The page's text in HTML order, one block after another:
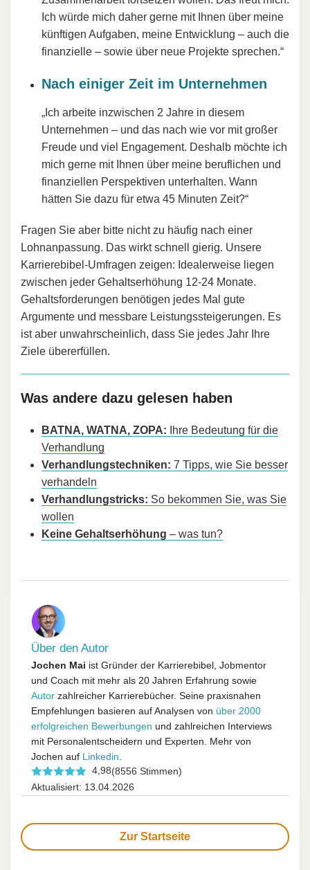
Ich würde mich daher gerne mit Ihnen über meine
künftigen Aufgaben, meine Entwicklung – auch die
finanzielle – sowie über neue Projekte sprechen.“
Nach einiger Zeit im Unternehmen
„Ich arbeite inzwischen 2 Jahre in diesem
Unternehmen – und das nach wie vor mit großer
Freude und viel Engagement. Deshalb möchte ich
mich gerne mit Ihnen über meine beruflichen und
finanziellen Perspektiven unterhalten. Wann
hätten Sie dazu für etwa 45 Minuten Zeit?“
Fragen Sie aber bitte nicht zu häufig nach einer
Lohnanpassung. Das wirkt schnell gierig. Unsere
Karrierebibel-Umfragen zeigen: Idealerweise liegen
zwischen jeder Gehaltserhöhung 12-24 Monate.
Gehaltsforderungen benötigen jedes Mal gute
Argumente und messbare Leistungssteigerungen. Es
ist aber unwahrscheinlich, dass Sie jedes Jahr Ihre
Ziele übererfüllen.
Was andere dazu gelesen haben
BATNA, WATNA, ZOPA: Ihre Bedeutung für die
Verhandlung
Verhandlungstechniken: 7 Tipps, wie Sie besser
verhandeln
Verhandlungstricks: So bekommen Sie, was Sie
wollen
Keine Gehaltserhöhung – was tun?
Über den Autor
Jochen Mai ist Gründer der Karrierebibel, Jobmentor
und Coach mit mehr als 20 Jahren Erfahrung sowie
Autor zahlreicher Karrierebücher. Seine praxisnahen
Empfehlungen basieren auf Analysen von über 2000
erfolgreichen Bewerbungen und zahlreichen Interviews
mit Personalentscheidern und Experten. Mehr von
Jochen auf Linkedin
4,98(8556 Stimmen)
Aktualisiert: 13.04.2026
Zur Startseite